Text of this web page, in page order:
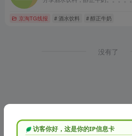
京淘TG线报 # 酒水饮料 # 醇正牛奶
没有了